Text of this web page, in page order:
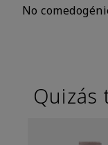
No